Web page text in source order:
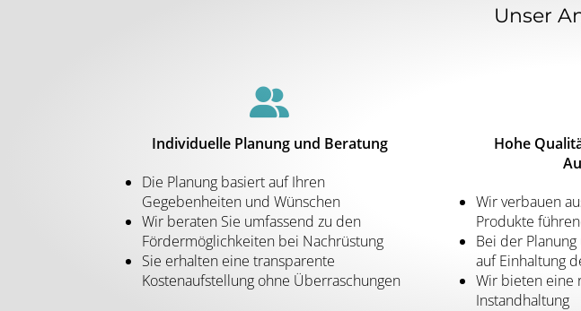
Unser
Individuelle Planung und Beratung
Die Planung basiert auf Ihren
Gegebenheiten und Wünschen
Wir beraten Sie umfassend zu den
Fördermöglichkeiten bei Nachrüstung
Sie erhalten eine transparente
Kostenaufstellung ohne Überraschungen
Hohe
Wir verbauen
Produkte
Bei der
auf Einhaltung
Wir bieten eine
Instandhaltung